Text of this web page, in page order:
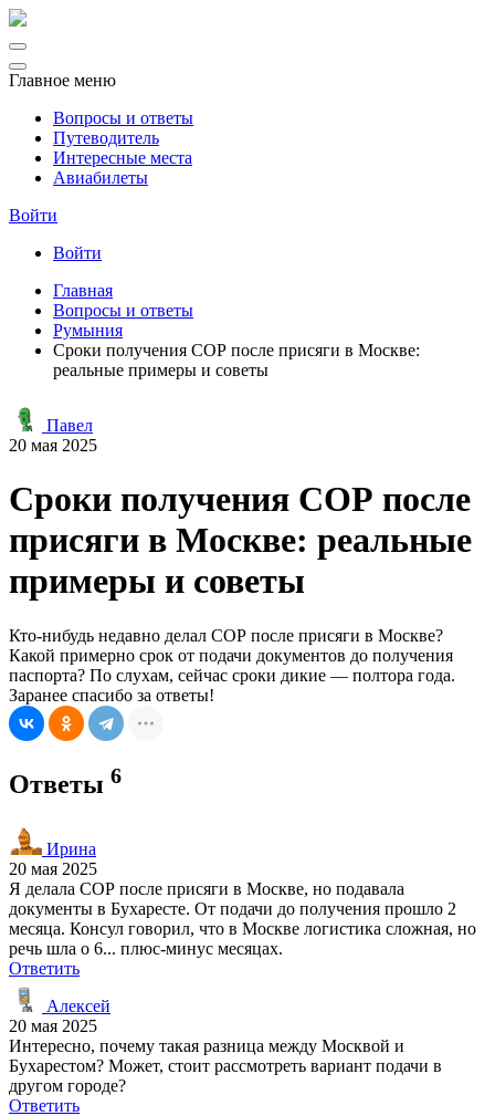
Главное меню
Вопросы и ответы
Путеводитель
Интересные места
Авиабилеты
Войти
Войти
Главная
Вопросы и ответы
Румыния
Сроки получения СОР после присяги в Москве:
реальные примеры и советы
Павел
20 мая 2025
Сроки получения СОР после
присяги в Москве: реальные
примеры и советы
Кто-нибудь недавно делал СОР после присяги в Москве?
Какой примерно срок от подачи документов до получения
паспорта? По слухам, сейчас сроки дикие — полтора года.
Заранее спасибо за ответы!
Ответы 6
Ирина
20 мая 2025
Я делала СОР после присяги в Москве, но подавала
документы в Бухаресте. От подачи до получения прошло 2
месяца. Консул говорил, что в Москве логистика сложная, но
речь шла о 6... плюс-минус месяцах.
Ответить
Алексей
20 мая 2025
Интересно, почему такая разница между Москвой и
Бухарестом? Может, стоит рассмотреть вариант подачи в
другом городе?
Ответить